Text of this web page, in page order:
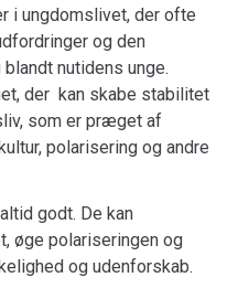
Center for
resultaterne fra
gøre ondt?,
med Mary Fonden.
muliggjort gennem en
ungdomslivet, der ofte
og den
nutidens unge.
der kan skabe stabilitet
som er præget af
polarisering og andre
godt. De kan
polariseringen og
og udenforskab.